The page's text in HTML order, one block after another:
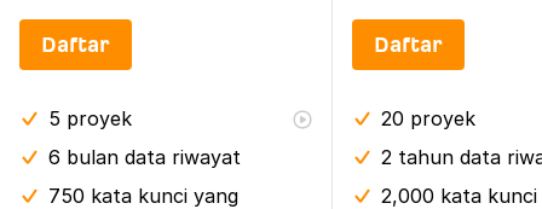
Daftar Daftar
5 proyek
6 bulan data riwayat
750 kata kunci yang
20 proyek
2 tahun data
2,000 kata kunci